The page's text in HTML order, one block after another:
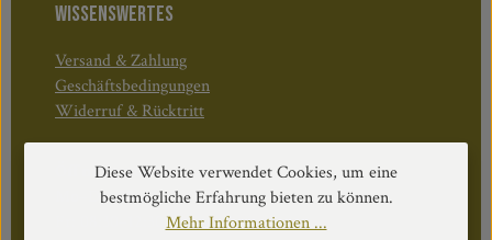
WISSENSWERTES
Versand & Zahlung
Geschäftsbedingungen
Widerruf & Rücktritt
Öffnungszeiten:
Mo–Do: 08:30–17:00 Uhr
Fr: 08:30–12:30 Uhr
Diese Website verwendet Cookies, um eine
bestmögliche Erfahrung bieten zu können.
Mehr Informationen ...